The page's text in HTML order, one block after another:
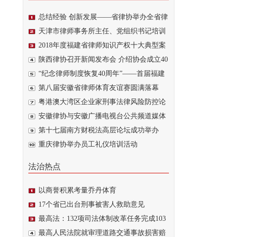
总结经验 创新发展——省律协举办全省律
师...天津市律师事务所主任、党组织书记培训
会日...2018年度福建省律师知识产权十大典型案
例正...陕西律协召开新闻发布会 介绍协会成立40
周...“纪念律师制度恢复40周年”——首届福建
青...第八届安徽省律师体育友谊赛圆满落幕
粤港澳大湾区企业家刑事法律风险防控论
坛在...安徽律协与安徽广播电视台公共频道媒体
普法...第十七届南方财税法高层论坛成功举办
重庆律协举办员工礼仪培训活动
法治热点
以商誉积累考量乔丹体育
17个省已出台刑事被害人救助意见
最高法：132项司法体制改革任务完成103
项 最高人民法院就审理道路交通事故损害赔